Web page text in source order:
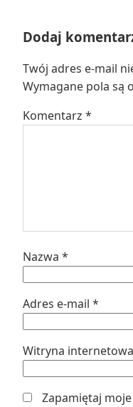
Dodaj
Twój adres e-mail
Wymagane pola są
Komentarz *
Nazwa *
Adres e-mail *
Witryna internetowa
Zapamiętaj